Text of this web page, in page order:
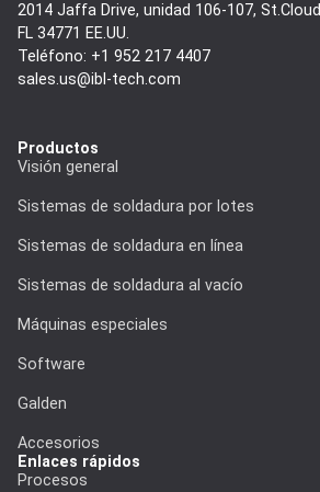
2014 Jaffa Drive, unidad 106-107, St.Cloud
FL 34771 EE.UU.
Teléfono: +1 952 217 4407
sales.us@ibl-tech.com
Productos
Visión general
Sistemas de soldadura por lotes
Sistemas de soldadura en línea
Sistemas de soldadura al vacío
Máquinas especiales
Software
Galden
Accesorios
Enlaces rápidos
Procesos